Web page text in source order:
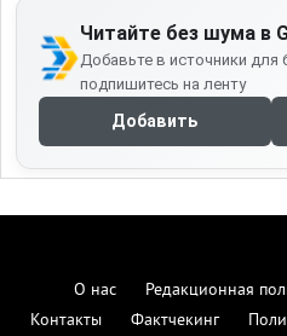
Читайте без шума в
Добавьте в источники для
подпишитесь на ленту
Добавить
О нас Редакционная
Контакты
Фактчекинг